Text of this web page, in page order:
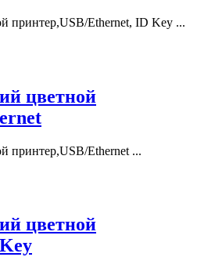
принтер,USB/Ethernet, ID Key ...
цветной
принтер,USB/Ethernet ...
цветной